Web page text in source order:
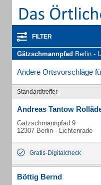
FILTER
Gätzschmannpfad Berlin -
Andere Ortsvorschläge
Standardtreffer
Andreas Tantow
Gätzschmannpfad 9
12307 Berlin - Lichtenrade
Gratis-Digitalcheck
Böttig Bernd